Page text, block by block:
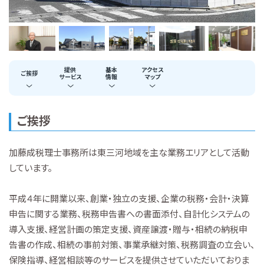
ご挨拶
提供
サービス
基本
情報
アクセス
マップ
ご挨拶
加藤成税理士事務所は東三河地域を主な業務エリアとして活動
しています。
平成４年に開業以来、創業・独立の支援、企業の税務・会計・決算
申告に関する業務、税務申告書への書面添付、自計化システムの
導入支援、経営計画の策定支援、資産譲渡・贈与・相続の納税申
告書の作成、相続の事前対策、事業承継対策、税務調査の立会い、
保険指導、経営相談等のサービスを提供させていただいておりま